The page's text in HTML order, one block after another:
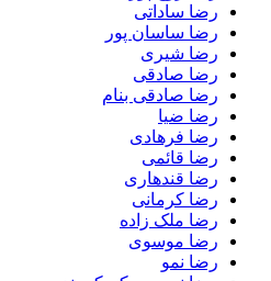
رضا ساداتی
رضا ساسان پور
رضا شیری
رضا صادقی
رضا صادقی بنام
رضا ضیا
رضا فرهادی
رضا قائمی
رضا قندهاری
رضا کرمانی
رضا ملک زاده
رضا موسوی
رضا نمو